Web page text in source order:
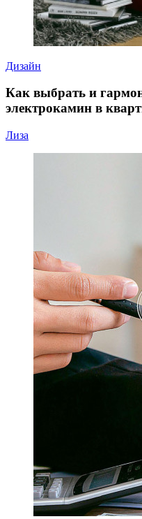
Дизайн
Как выбрать и
электрокамин в
Лиза